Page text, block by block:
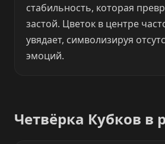
стабильность, которая
застой. Цветок в центре
увядает, символизируя
эмоций.
Четвёрка Кубков в